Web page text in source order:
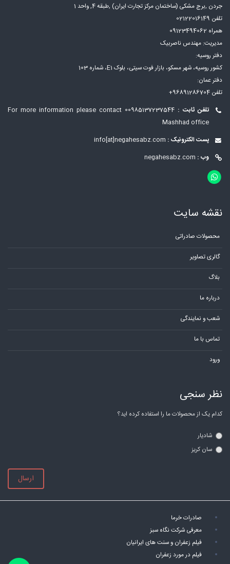
جردن ,برج مشکی (ساختمان مرکز تجارت ایران) ,طبقه 4, واحد 1
تلفن 02122016149
همراه 09123494062
مدیریت: مهندس ناصربیک
دفتر روسیه:
کشور روسیه، شهر مسكو، بازار فوت سيتی، بلوک E1، شماره 103
دفتر عمان:
تلفن 96891286704+
تلفن ثابت : 00985137237544
For more information please contact
Mashhad office
پست الکترونیک : info[at]negahesabz.com
وب : negahesabz.com
نقشه سایت
محصولات صادراتی
گالری تصاویر
بلاگ
درباره ما
شعب و نمایندگی
تماس با ما
ورود
نظر سنجی
کدام یک از محصولات ما را استفاده کرده اید؟
شادیار
سان کریز
ارسال
صادرات خرما
معرفی شرکت نگاه سبز
فیلم زعفران و سنت های ایرانیان
فیلم در مورد زعفران